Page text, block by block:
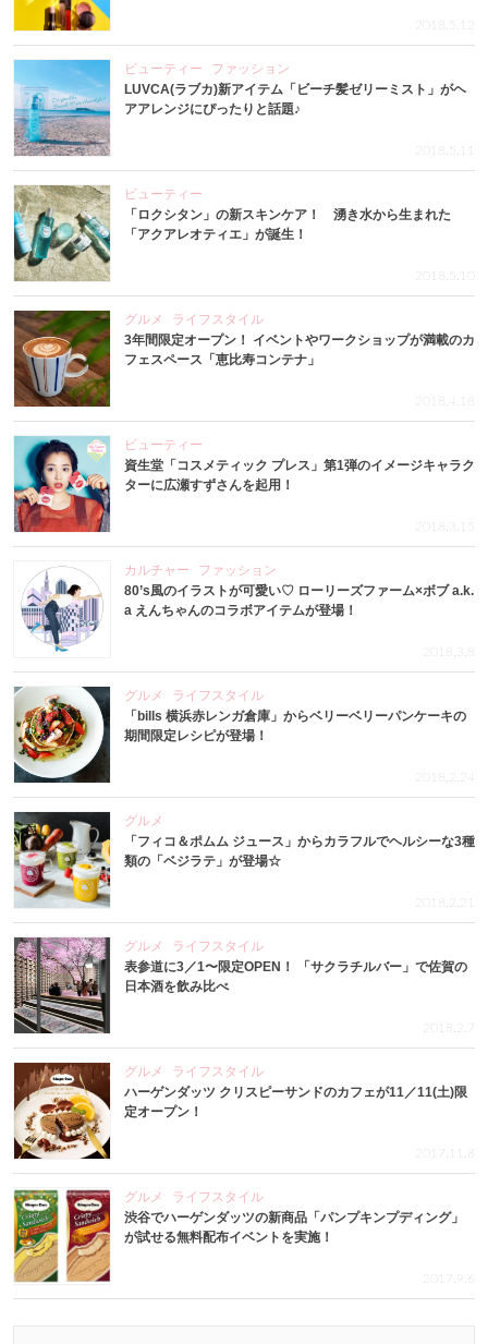
2018.5.12
ビューティー
ファッション
LUVCA(ラブカ)新アイテム「ビーチ髪ゼリーミスト」がヘ
アアレンジにぴったりと話題♪
2018.5.11
ビューティー
「ロクシタン」の新スキンケア！ 湧き水から生まれた
「アクアレオティエ」が誕生！
2018.5.10
グルメ
ライフスタイル
3年間限定オープン！ イベントやワークショップが満載のカ
フェスペース「恵比寿コンテナ」
2018.4.18
ビューティー
資生堂「コスメティック プレス」第1弾のイメージキャラク
ターに広瀬すずさんを起用！
2018.3.15
カルチャー
ファッション
80’s風のイラストが可愛い♡ ローリーズファーム×ボブ a.k.
a えんちゃんのコラボアイテムが登場！
2018.3.8
グルメ
ライフスタイル
「bills 横浜赤レンガ倉庫」からベリーベリーパンケーキの
期間限定レシピが登場！
2018.2.24
グルメ
「フィコ＆ポムム ジュース」からカラフルでヘルシーな3種
類の「ベジラテ」が登場☆
2018.2.21
グルメ
ライフスタイル
表参道に3／1〜限定OPEN！ 「サクラチルバー」で佐賀の
日本酒を飲み比べ
2018.2.7
グルメ
ライフスタイル
ハーゲンダッツ クリスピーサンドのカフェが11／11(土)限
定オープン！
2017.11.8
グルメ
ライフスタイル
渋谷でハーゲンダッツの新商品「パンプキンプディング」
が試せる無料配布イベントを実施！
2017.9.6